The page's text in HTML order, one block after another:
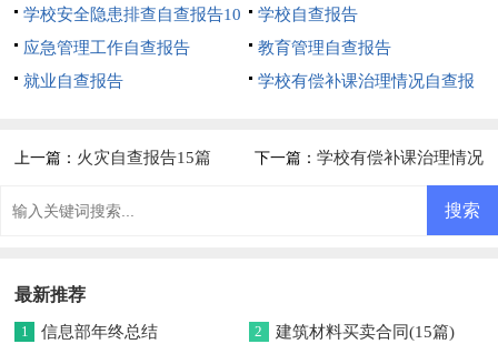
学校安全隐患排查自查报告10
篇
学校自查报告
应急管理工作自查报告
教育管理自查报告
就业自查报告
学校有偿补课治理情况自查报
上一篇： 火灾自查报告15篇 下一篇： 学校有偿补课治理情况
最新推荐
1 信息部年终总结 2 建筑材料买卖合同(15篇)